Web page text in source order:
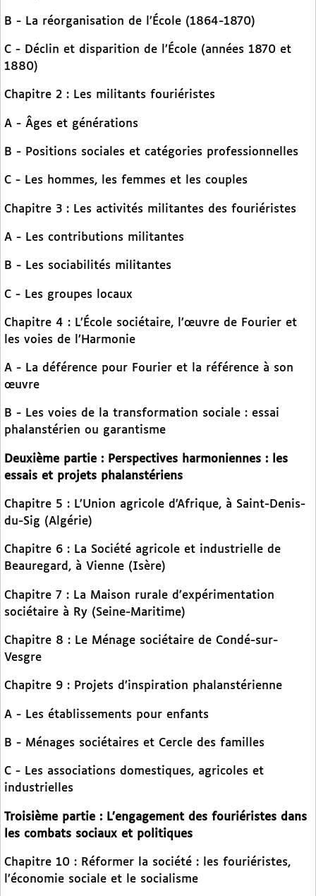
B - La réorganisation de l’École (1864-1870)
C - Déclin et disparition de l’École (années 1870 et
1880)
Chapitre 2 : Les militants fouriéristes
A - Âges et générations
B - Positions sociales et catégories professionnelles
C - Les hommes, les femmes et les couples
Chapitre 3 : Les activités militantes des fouriéristes
A - Les contributions militantes
B - Les sociabilités militantes
C - Les groupes locaux
Chapitre 4 : L’École sociétaire, l’œuvre de Fourier et
les voies de l’Harmonie
A - La déférence pour Fourier et la référence à son
œuvre
B - Les voies de la transformation sociale : essai
phalanstérien ou garantisme
Deuxième partie : Perspectives harmoniennes : les
essais et projets phalanstériens
Chapitre 5 : L’Union agricole d’Afrique, à Saint-Denis-
du-Sig (Algérie)
Chapitre 6 : La Société agricole et industrielle de
Beauregard, à Vienne (Isère)
Chapitre 7 : La Maison rurale d’expérimentation
sociétaire à Ry (Seine-Maritime)
Chapitre 8 : Le Ménage sociétaire de Condé-sur-
Vesgre
Chapitre 9 : Projets d’inspiration phalanstérienne
A - Les établissements pour enfants
B - Ménages sociétaires et Cercle des familles
C - Les associations domestiques, agricoles et
industrielles
Troisième partie : L’engagement des fouriéristes dans
les combats sociaux et politiques
Chapitre 10 : Réformer la société : les fouriéristes,
l’économie sociale et le socialisme